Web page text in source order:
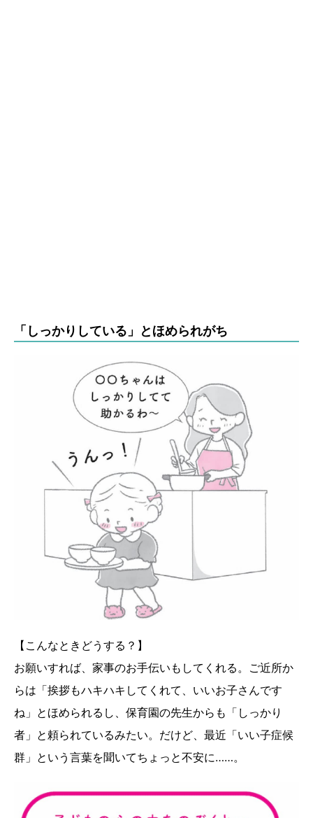
「しっかりしている」とほめられがち
【こんなときどうする？】
お願いすれば、家事のお手伝いもしてくれる。ご近所か
らは「挨拶もハキハキしてくれて、いいお子さんです
ね」とほめられるし、保育園の先生からも「しっかり
者」と頼られているみたい。だけど、最近「いい子症候
群」という言葉を聞いてちょっと不安に……。